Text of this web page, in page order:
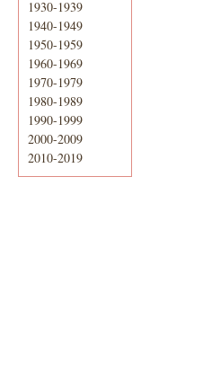
1930-1939
1940-1949
1950-1959
1960-1969
1970-1979
1980-1989
1990-1999
2000-2009
2010-2019